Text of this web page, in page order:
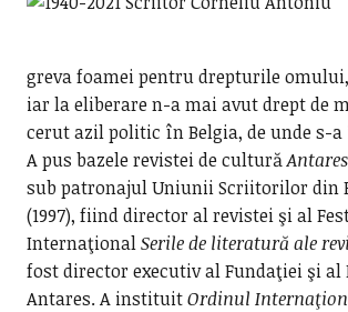
greva foamei pentru drepturile
iar la eliberare n-a mai avut drept de
cerut azil politic în Belgia, de unde s-
A pus bazele revistei de culturăAntares
sub patronajul Uniunii Scriitorilor din
(1997), fiind director al revistei şi al
InternaţionalSerile de literatură ale
fost director executiv al Fundaţiei şi
Antares. A instituitOrdinul